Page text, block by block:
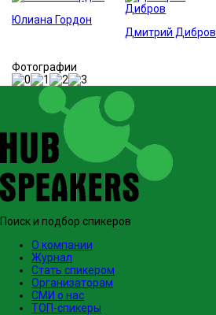
Юлиана Гордон
Дмитрий Дибров
Фотографии
Поиск и подбор спикеров
О компании
Журнал
Стать спикером
Организаторам
СМИ о нас
ТОП-спикеры